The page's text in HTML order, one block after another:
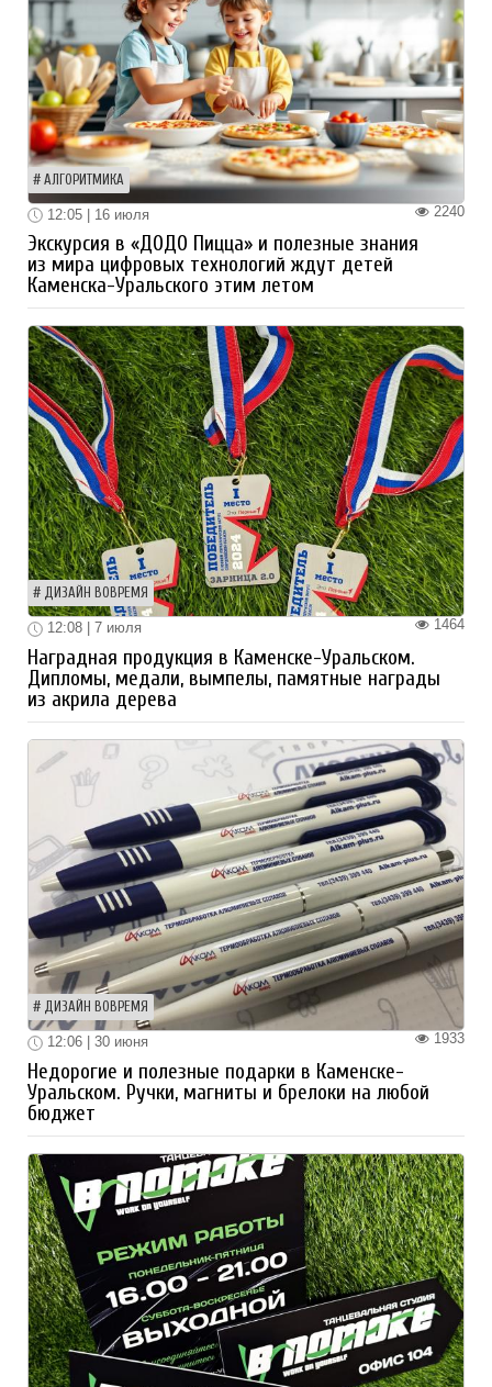
АЛГОРИТМИКА
2240
12:05 | 16 июля
Экскурсия в «ДОДО Пицца» и полезные знания
из мира цифровых технологий ждут детей
Каменска-Уральского этим летом
ДИЗАЙН ВОВРЕМЯ
1464
12:08 | 7 июля
Наградная продукция в Каменске-Уральском.
Дипломы, медали, вымпелы, памятные награды
из акрила дерева
ДИЗАЙН ВОВРЕМЯ
1933
12:06 | 30 июня
Недорогие и полезные подарки в Каменске-
Уральском. Ручки, магниты и брелоки на любой
бюджет